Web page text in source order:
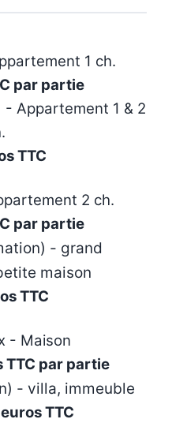
1 ch.
par partie
Appartement 1 & 2
TTC
2 ch.
par partie
- grand
maison
TTC
- Maison
TTC par partie
- villa, immeuble
TTC